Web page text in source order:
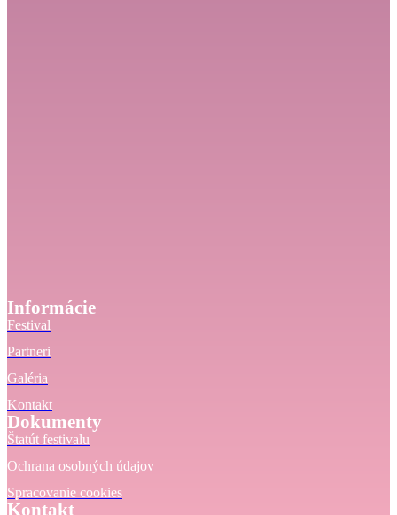
Informácie
Festival
Partneri
Galéria
Kontakt
Dokumenty
Štatút festivalu
Ochrana osobných údajov
Spracovanie cookies
Kontakt